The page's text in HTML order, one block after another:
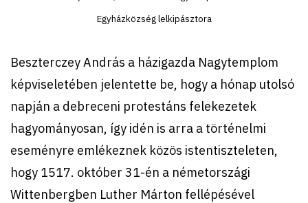
Egyházközség lelkipásztora
Beszterczey András a házigazda Nagytemplom
képviseletében jelentette be, hogy a hónap utolsó
napján a debreceni protestáns felekezetek
hagyományosan, így idén is arra a történelmi
eseményre emlékeznek közös istentiszteleten,
hogy 1517. október 31-én a németországi
Wittenbergben Luther Márton fellépésével